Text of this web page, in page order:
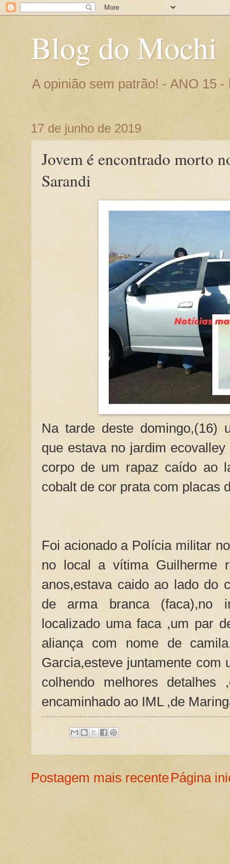
Blog do Mochi
A opinião sem patrão! - ANO 15
17 de junho de 2019
Jovem é encontrado morto
Sarandi
Na tarde deste domingo,(16)
que estava no jardim
corpo de um rapaz caído ao
cobalt de cor prata com placas
Foi acionado a Polícia militar
no local a vítima Guilherme
anos,estava caido ao lado do
de arma branca (faca),no
localizado uma faca ,um par
aliança com nome de
Garcia,esteve juntamente com
colhendo melhores
encaminhado ao IML ,de
Postagem mais recentePágina